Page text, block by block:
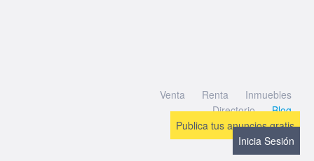
Venta Renta
Inmuebles
Directorio
Blog
Publica tus anuncios gratis
Inicia Sesión